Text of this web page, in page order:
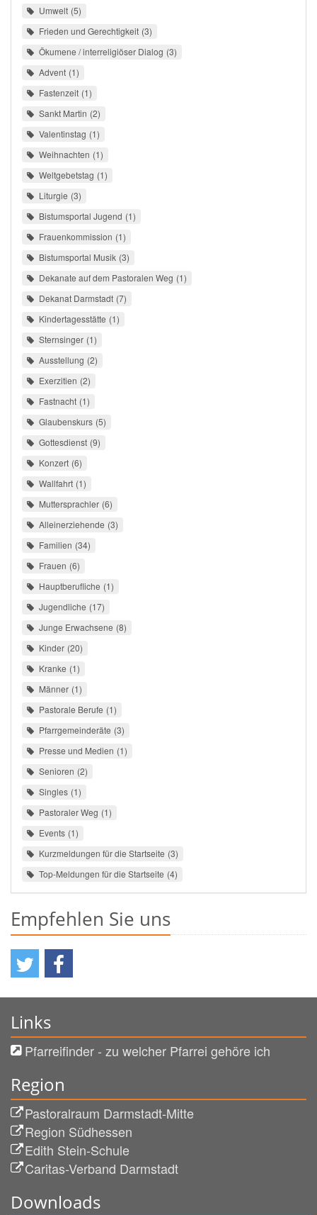
Umwelt 5
Frieden und Gerechtigkeit 3
Ökumene / interreligiöser Dialog 3
Advent 1
Fastenzeit 1
Sankt Martin 2
Valentinstag 1
Weihnachten 1
Weltgebetstag 1
Liturgie 3
Bistumsportal Jugend 1
Frauenkommission 1
Bistumsportal Musik 3
Dekanate auf dem Pastoralen Weg 1
Dekanat Darmstadt 7
Kindertagesstätte 1
Sternsinger 1
Ausstellung 2
Exerzitien 2
Fastnacht 1
Glaubenskurs 5
Gottesdienst 9
Konzert 6
Wallfahrt 1
Muttersprachler 6
Alleinerziehende 3
Familien 34
Frauen 6
Hauptberufliche 1
Jugendliche 17
Junge Erwachsene 8
Kinder 20
Kranke 1
Männer 1
Pastorale Berufe 1
Pfarrgemeinderäte 3
Presse und Medien 1
Senioren 2
Singles 1
Pastoraler Weg 1
Events 1
Kurzmeldungen für die Startseite 3
Top-Meldungen für die Startseite 4
Empfehlen Sie uns
Links
Pfarreifinder - zu welcher Pfarrei gehöre ich
Region
Pastoralraum Darmstadt-Mitte
Region Südhessen
Edith Stein-Schule
Caritas-Verband Darmstadt
Downloads